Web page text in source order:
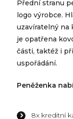
Přední stranu
logo výrobce.
uzavíratelný na
je opatřena
části, taktéž i
uspořádání.
Peněženka
8x kreditní